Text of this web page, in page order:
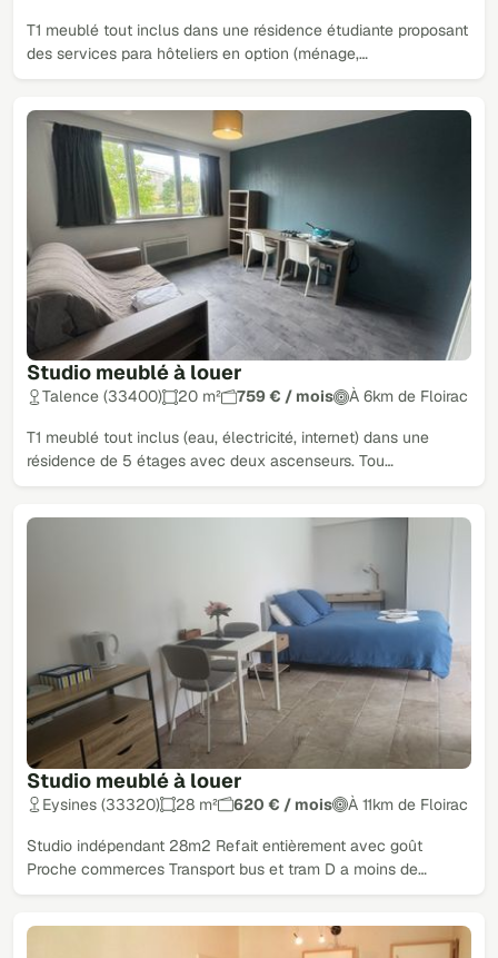
T1 meublé tout inclus dans une résidence étudiante proposant
des services para hôteliers en option (ménage,…
Studio meublé à louer
Talence (33400) 20 m² 759 € / mois À 6km de Floirac
T1 meublé tout inclus (eau, électricité, internet) dans une
résidence de 5 étages avec deux ascenseurs. Tou…
Studio meublé à louer
Eysines (33320) 28 m² 620 € / mois À 11km de Floirac
Studio indépendant 28m2 Refait entièrement avec goût
Proche commerces Transport bus et tram D a moins de…